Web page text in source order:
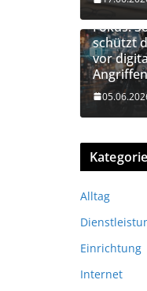
Fokus:
schützt
vor
Angriffen
Alltag
Einrichtung
Internet